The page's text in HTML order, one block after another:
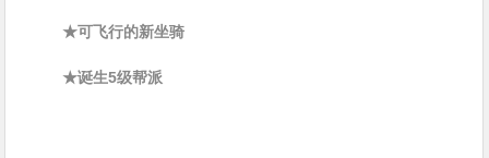
★可飞行的新坐骑
★诞生5级帮派